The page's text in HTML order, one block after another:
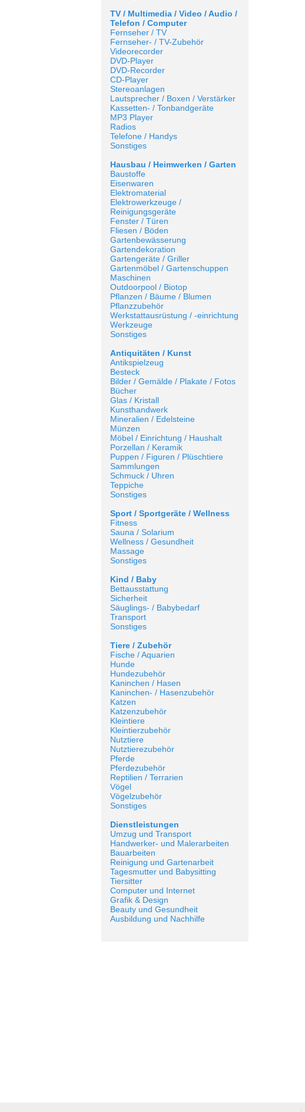
TV / Multimedia / Video / Audio /
Telefon / Computer
Fernseher / TV
Fernseher- / TV-Zubehör
Videorecorder
DVD-Player
DVD-Recorder
CD-Player
Stereoanlagen
Lautsprecher / Boxen / Verstärker
Kassetten- / Tonbandgeräte
MP3 Player
Radios
Telefone / Handys
Sonstiges
Hausbau / Heimwerken / Garten
Baustoffe
Eisenwaren
Elektromaterial
Elektrowerkzeuge /
Reinigungsgeräte
Fenster / Türen
Fliesen / Böden
Gartenbewässerung
Gartendekoration
Gartengeräte / Griller
Gartenmöbel / Gartenschuppen
Maschinen
Outdoorpool / Biotop
Pflanzen / Bäume / Blumen
Pflanzzubehör
Werkstattausrüstung / -einrichtung
Werkzeuge
Sonstiges
Antiquitäten / Kunst
Antikspielzeug
Besteck
Bilder / Gemälde / Plakate / Fotos
Bücher
Glas / Kristall
Kunsthandwerk
Mineralien / Edelsteine
Münzen
Möbel / Einrichtung / Haushalt
Porzellan / Keramik
Puppen / Figuren / Plüschtiere
Sammlungen
Schmuck / Uhren
Teppiche
Sonstiges
Sport / Sportgeräte / Wellness
Fitness
Sauna / Solarium
Wellness / Gesundheit
Massage
Sonstiges
Kind / Baby
Bettausstattung
Sicherheit
Säuglings- / Babybedarf
Transport
Sonstiges
Tiere / Zubehör
Fische / Aquarien
Hunde
Hundezubehör
Kaninchen / Hasen
Kaninchen- / Hasenzubehör
Katzen
Katzenzubehör
Kleintiere
Kleintierzubehör
Nutztiere
Nutztierezubehör
Pferde
Pferdezubehör
Reptilien / Terrarien
Vögel
Vögelzubehör
Sonstiges
Dienstleistungen
Umzug und Transport
Handwerker- und Malerarbeiten
Bauarbeiten
Reinigung und Gartenarbeit
Tagesmutter und Babysitting
Tiersitter
Computer und Internet
Grafik & Design
Beauty und Gesundheit
Ausbildung und Nachhilfe